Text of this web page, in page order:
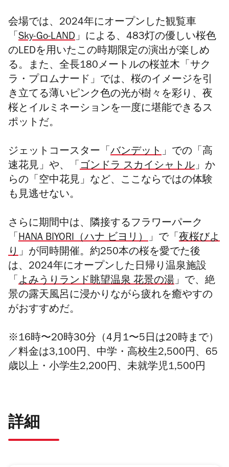
会場では、2024年にオープンした観覧車
「 Sky-Go-LAND」による、483灯の優しい桜色
のLEDを用いたこの時期限定の演出が楽しめ
る。また、全長180メートルの桜並木「サク
ラ・プロムナード」では、桜のイメージを引
き立てる薄いピンク色の光が樹々を彩り、夜
桜とイルミネーションを一度に堪能できるス
ポットだ。
ジェットコースター「 バンデット」での「高
速花見」や、「 ゴンドラ スカイシャトル」か
らの「空中花見」など、ここならではの体験
も見逃せない。
さらに期間中は、隣接するフラワーパーク
「 HANA BIYORI（ハナ ビヨリ）」で「 夜桜びよ
り」が同時開催。約250本の桜を愛でた後
は、2024年にオープンした日帰り温泉施設
「 よみうりランド眺望温泉 花景の湯」で、絶
景の露天風呂に浸かりながら疲れを癒やすの
がおすすめだ。
※16時〜20時30分（4月1〜5日は20時まで）
／料金は3,100円、中学・高校生2,500円、65
歳以上・小学生2,200円、未就学児1,500円
詳細